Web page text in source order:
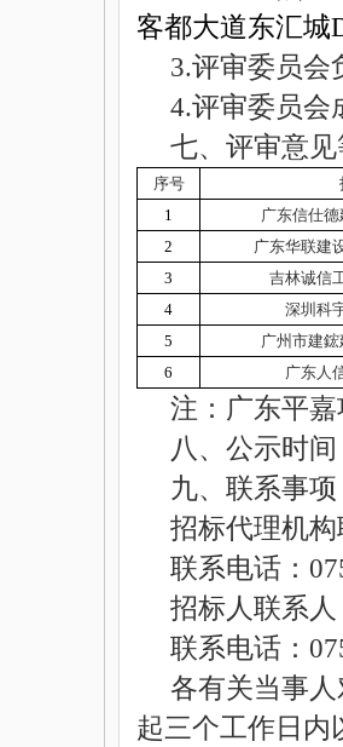
客都大道东汇城
3.评审委员会
4.评审委员会
七、评审意
序号
1
广东信仕
2
广东华联建
3
吉林诚信
4
深圳科
5
广州市建
6
广东人
注： 广东平
八、公示时
九、联系事
招标代理机
联系电话：
招标人联系
联系电话：
各有关当事
起三个工作日内